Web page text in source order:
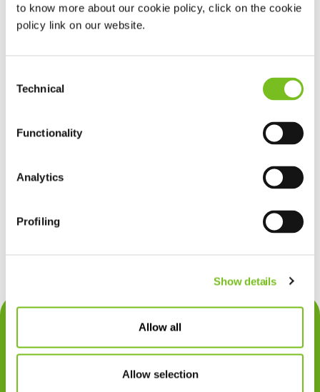
to know more about our cookie policy, click on the cookie
policy link on our website.
Selection
Technical
Functionality
Analytics
Profiling
Show details
Allow all
Allow selection
Privacy